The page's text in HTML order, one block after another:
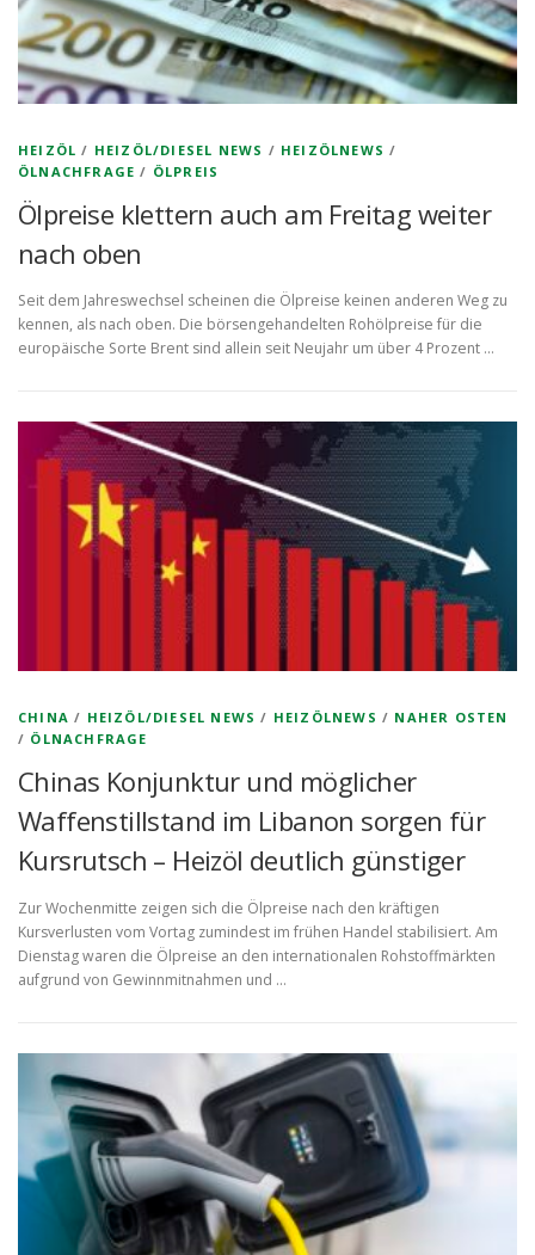
HEIZÖL / HEIZÖL/DIESEL NEWS / HEIZÖLNEWS /
ÖLNACHFRAGE / ÖLPREIS
Ölpreise klettern auch am Freitag weiter
nach oben
Seit dem Jahreswechsel scheinen die Ölpreise keinen anderen Weg zu
kennen, als nach oben. Die börsengehandelten Rohölpreise für die
europäische Sorte Brent sind allein seit Neujahr um über 4 Prozent …
CHINA / HEIZÖL/DIESEL NEWS / HEIZÖLNEWS / NAHER OSTEN
/ ÖLNACHFRAGE
Chinas Konjunktur und möglicher
Waffenstillstand im Libanon sorgen für
Kursrutsch – Heizöl deutlich günstiger
Zur Wochenmitte zeigen sich die Ölpreise nach den kräftigen
Kursverlusten vom Vortag zumindest im frühen Handel stabilisiert. Am
Dienstag waren die Ölpreise an den internationalen Rohstoffmärkten
aufgrund von Gewinnmitnahmen und …